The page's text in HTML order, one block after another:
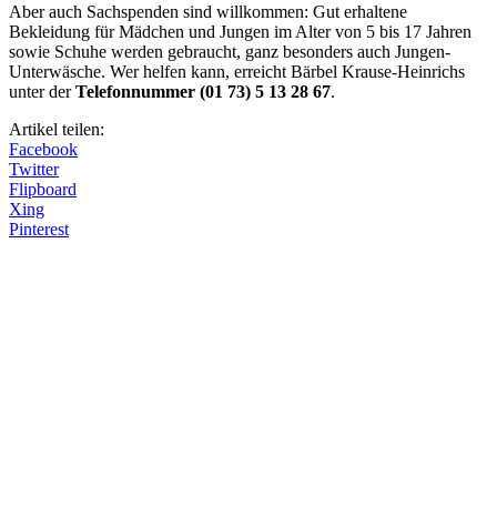
Aber auch Sachspenden sind willkommen: Gut erhaltene
Bekleidung für Mädchen und Jungen im Alter von 5 bis 17 Jahren
sowie Schuhe werden gebraucht, ganz besonders auch Jungen-
Unterwäsche. Wer helfen kann, erreicht Bärbel Krause-Heinrichs
unter derTelefonnummer (01 73) 5 13 28 67.
Artikel teilen:
Facebook
Twitter
Flipboard
Xing
Pinterest